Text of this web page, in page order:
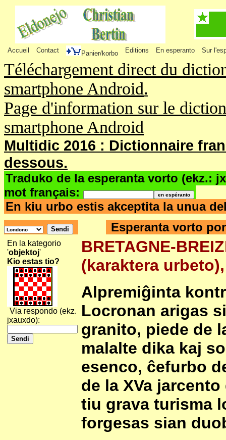
Accueil Contact Panier/korbo Editions En esperanto Sur
Téléchargement direct du
smartphone Android.
Page d'information sur le
smartphone Android
Multidic 2016 : Dictionnaire
dessous.
Traduko de la esperanta vorto (ekz.:
mot français:
En kiu urbo estis akceptita la unua
Esperanta vorto
En la kategorio
'objektoj'
Kio estas tio?
Via respondo (ekz.
jxauxdo):
BRETAGNE-
(karaktera
Alpremiĝinta
Locronan arigas
granito, piede de
malalte dika kaj
esenco, ĉefurbo
de la XVa
tiu grava turisma
forgesas sian